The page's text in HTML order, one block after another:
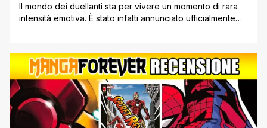
Il mondo dei duellanti sta per vivere un momento di rara
intensità emotiva. È stato infatti annunciato ufficialmente
interamente dedicata al genio del compianto maestro
Kazuki Takahashi. Sebbene la serie sia un pilastro della
cultura pop da decenni, questa è [']